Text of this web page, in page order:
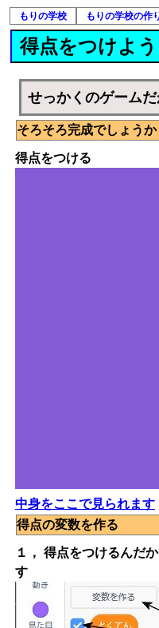
もりの学校 もりの学校の作
得点をつけよう
せっかくのゲーム
そろそろ完成でしょうか
得点をつける
中身をここで見られます
得点の変数を作る
１， 得点をつけるんだ
す